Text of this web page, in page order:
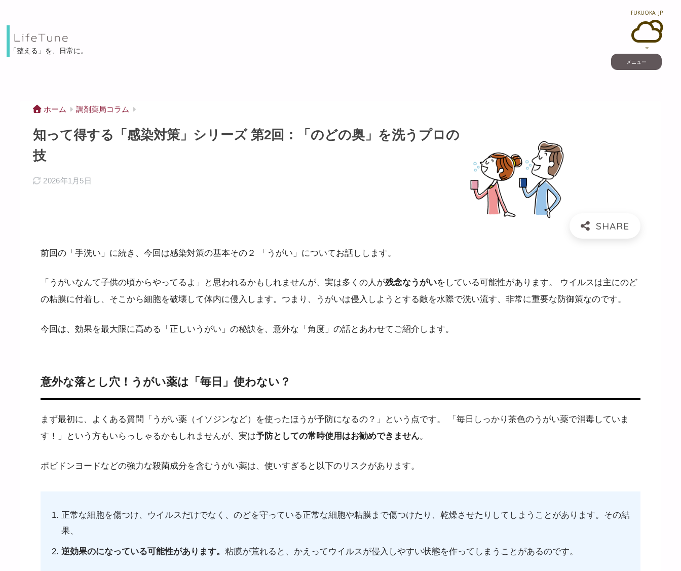
メニュー
「整える」を、⽇常に。
FUKUOKA, JP
32°
ホーム 調剤薬局コラム
知って得する「感染対策」シリーズ 第2回：「のどの奥」を洗うプロの
技
2026年1月5日
前回の「手洗い」に続き、今回は感染対策の基本その２ 「うがい」についてお話しします。
「うがいなんて子供の頃からやってるよ」と思われるかもしれませんが、実は多くの人が残念なうがいをしている可能性があります。 ウイルスは主にのど
の粘膜に付着し、そこから細胞を破壊して体内に侵入します。つまり、うがいは侵入しようとする敵を水際で洗い流す、非常に重要な防御策なのです。
今回は、効果を最大限に高める「正しいうがい」の秘訣を、意外な「角度」の話とあわせてご紹介します。
意外な落とし穴！うがい薬は「毎日」使わない？
まず最初に、よくある質問「うがい薬（イソジンなど）を使ったほうが予防になるの？」という点です。 「毎日しっかり茶色のうがい薬で消毒していま
す！」という方もいらっしゃるかもしれませんが、実は予防としての常時使用はお勧めできません。
ポビドンヨードなどの強力な殺菌成分を含むうがい薬は、使いすぎると以下のリスクがあります。
正常な細胞を傷つけ、ウイルスだけでなく、のどを守っている正常な細胞や粘膜まで傷つけたり、乾燥させたりしてしまうことがあります。その結
果、
逆効果のになっている可能性があります。 粘膜が荒れると、かえってウイルスが侵入しやすい状態を作ってしまうことがあるのです。